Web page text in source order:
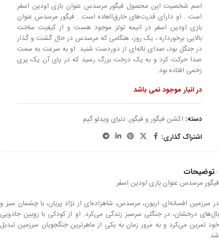
اسم شخصیت این محصول فیگور مرسدس عنوان بازی اودین اسفر
است . او دارای قدرت‌های خارق‌العاده است . فیگور مرسدس عنوان
بازی اودین اسفر در انیمه تولز موجود هست و از کیفیت ساخت
بالایی برخورداره ، یک روز، هنگامی که مرسدس در حال گشت و گذار
در جنگل بود، صدای ناله‌ای از دوردست شنید. او به سرعت به سمت
صدا حرکت کرد و به یک درخت بزرگ رسید که در پای آن یک پری
زخمی افتاده بود.
در انبار موجود نمی باشد
دسته: اکشن فیگور و فیگور,دنیای ویدئو گیم
اشتراک گذاری:
توضیحات
فیگور مرسدس عنوان بازی اودین اسفر
در سرزمین افسانه‌ای اریون، مرسدس، شاهزاده‌ای از نژاد پریان، با چشمان سبز و
بال‌های درخشان، در جنگلی سرسبز زندگی می‌کرد. او از کودکی با زوبین جادویی
خود تمرین می‌کرد و به مرور زمان به یکی از ماهرترین جنگجویان سرزمین تبدیل
شد.